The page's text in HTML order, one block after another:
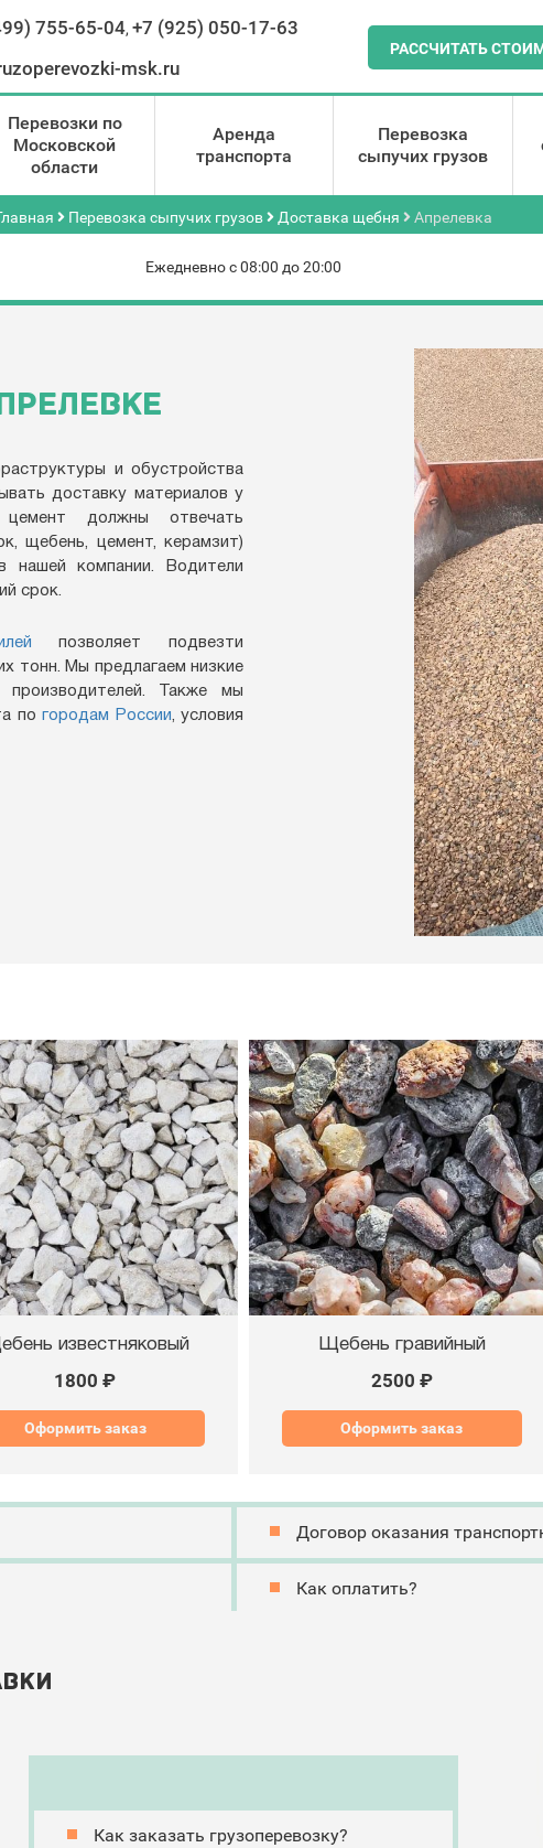
755-65-04, +7 (925) 050-17-63
msk.ru
РАССЧИТАТЬ
Перевозки по
Московской
области
Аренда
транспорта
Перевозка
сыпучих грузов
Перевозка сыпучих грузов Доставка щебня Апрелевка
Ежедневно с 08:00 до 20:00
и обустройства
доставку материалов у
должны отвечать
щебень, цемент, керамзит)
нашей компании. Водители
срок.
позволяет подвезти
тонн. Мы предлагаем низкие
Также мы
по городам России, условия
известняковый
1800 ₽
Оформить заказ
Щебень гравийный
2500 ₽
Оформить заказ
Договор оказания
Как оплатить?
Как заказать грузоперевозку?